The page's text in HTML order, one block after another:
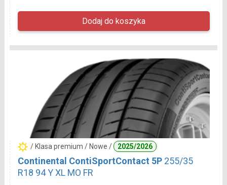
/ Klasa premium / Nowe / 2025/2026
Continental ContiSportContact 5P 255/35
R18 94 Y XL MO FR